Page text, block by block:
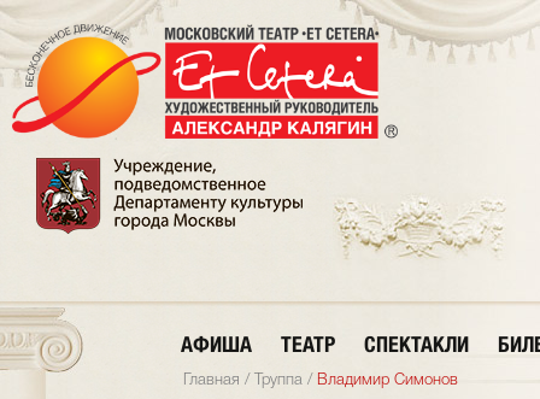
АФИША ТЕАТР СПЕКТАКЛИ
Главная / Труппа / Владимир Симонов